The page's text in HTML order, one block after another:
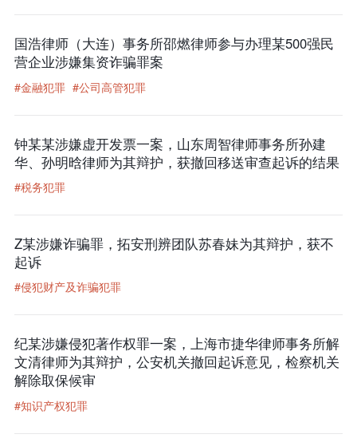
国浩律师（大连）事务所邵燃律师参与办理某500强民
营企业涉嫌集资诈骗罪案
#金融犯罪 #公司高管犯罪
钟某某涉嫌虚开发票一案，山东周智律师事务所孙建
华、孙明晗律师为其辩护，获撤回移送审查起诉的结果
#税务犯罪
Z某涉嫌诈骗罪，拓安刑辨团队苏春妹为其辩护，获不
起诉
#侵犯财产及诈骗犯罪
纪某涉嫌侵犯著作权罪一案，上海市捷华律师事务所解
文清律师为其辩护，公安机关撤回起诉意见，检察机关
解除取保候审
#知识产权犯罪